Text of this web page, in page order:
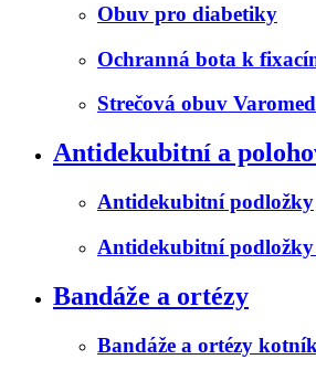
Obuv pro diabetiky
Ochranná bota k
Strečová obuv
Antidekubitní a
Antidekubitní podložky
Antidekubitní
Bandáže a ortézy
Bandáže a ortézy